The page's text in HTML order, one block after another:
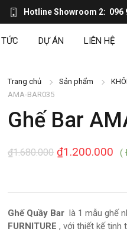
Hotline Showroom 2 096
DỰ ÁN LIÊN HỆ
Trang chủ Sản phẩm
AMA-BAR035
Ghế Bar
1.680.000
₫ 1.200.000
₫ (
Ghế Quầy Bar là 1 mẫu ghế
FURNITURE , với thiết kế tinh